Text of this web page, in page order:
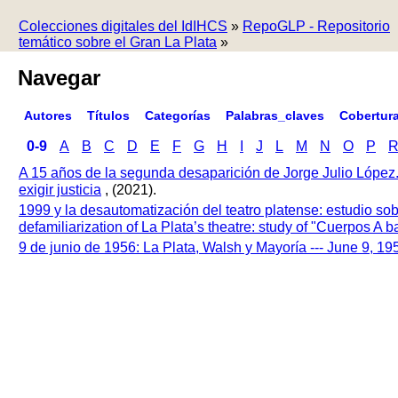
Colecciones digitales del IdIHCS » RepoGLP - Repositorio
temático sobre el Gran La Plata »
Navegar
Autores Títulos Categorías Palabras_claves
0-9 A B C D E F G H J L M N O P
R
A 15 años de la segunda desaparición de Jorge Julio
exigir justicia , (2021).
1999 y la desautomatización del teatro platense: estudio
defamiliarization of La Plata’s theatre: study of "Cuerpos A
9 de junio de 1956: La Plata, Walsh y Mayoría --- June 9,